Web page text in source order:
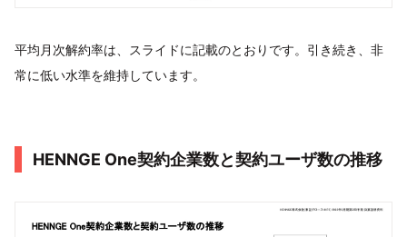
平均月次解約率は、スライドに記載のとおりです。引き続き、非
常に低い水準を維持しています。
HENNGE One契約企業数と契約ユーザ数の推移